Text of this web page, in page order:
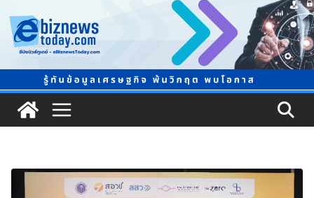
LORDNINE จัดศึกคนดังสายเกม ไทย ปะทะ ฟิลิปปินส์ ใน
“Rise of the Tenth Lord” เปิดสงครามกิลด์ข้ามประเทศ
ฉลองเซิร์ฟเวอร์ใหม่ เฮเลนา
แพทย์เผย โรคไม่ติดต่อเรื้อรัง NCDs คร่าชีวิตคนไทยก่อน
วัยอันควร ทำสูญเสียทางเศรษฐกิจมหาศาล 1.6 ล้านล้าน
บาทต่อปี
ภาครัฐ-เอกชนจับมือสัมมนาใหญ่ ยกระดับอุตสาหกรรมเซ
รามิกไทยสู่สากล พร้อมชวนผู้ประกอบไทยร่วมงาน
“Ceramics Vietnam & Stone Vietnam 2026”